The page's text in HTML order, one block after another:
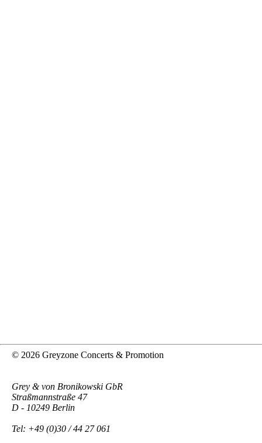
© 2026 Greyzone Concerts & Promotion
Grey & von Bronikowski GbR
Straßmannstraße 47
D - 10249 Berlin
Tel: +49 (0)30 / 44 27 061